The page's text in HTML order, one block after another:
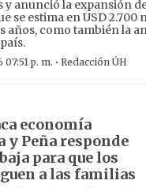
y anunció la expansión
se estima en USD 2.700
años, como también la
p. m. · Redacción ÚH
economía
y Peña responde
para que los
a las familias